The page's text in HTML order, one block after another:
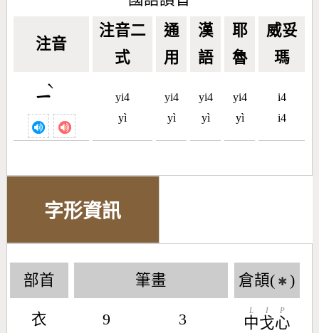
注音
注音二
式
通
用
漢
語
耶
魯
威妥
瑪
ㄧ
ˋ
yi4
yì
yi4
yì
yi4
yì
yi4
yì
i4
i4
字形資訊
部首
衣
筆畫
9 3
倉頡( ✱ )
中
L
戈
I
心
P